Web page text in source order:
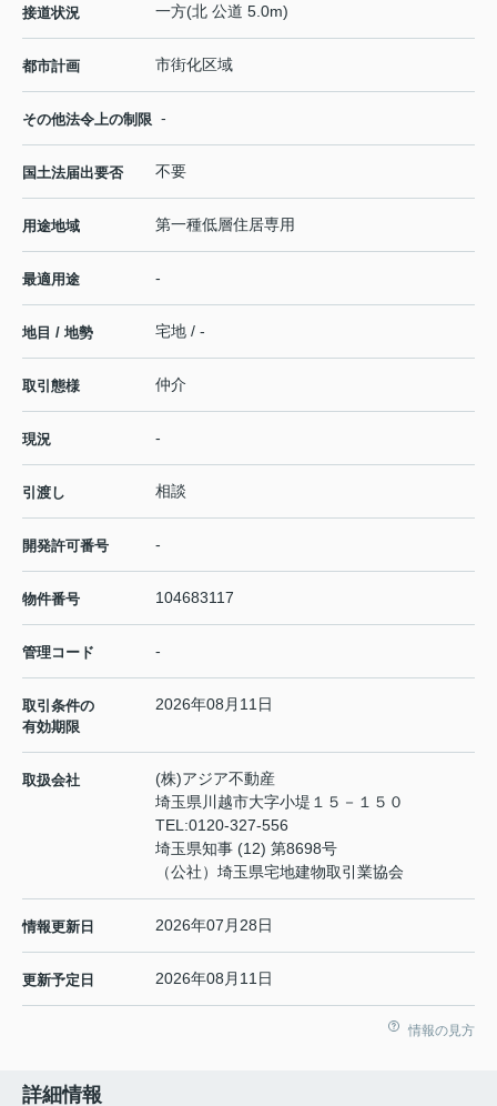
接道状況 一方(北 公道 5.0m)
都市計画 市街化区域
その他法令上の制限 -
国土法届出要否 不要
用途地域 第一種低層住居専用
最適用途 -
地目 / 地勢 宅地 / -
取引態様 仲介
現況 -
引渡し 相談
開発許可番号 -
物件番号 104683117
管理コード -
取引条件の
有効期限
2026年08月11日
取扱会社
(株)アジア不動産
埼玉県川越市大字小堤１５－１５０
TEL:0120-327-556
埼玉県知事 (12) 第8698号
（公社）埼玉県宅地建物取引業協会
情報更新日 2026年07月28日
更新予定日 2026年08月11日
情報の見方
詳細情報